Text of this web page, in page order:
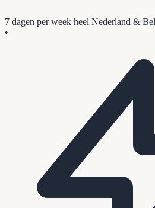
7 dagen per week heel Nederland &
•